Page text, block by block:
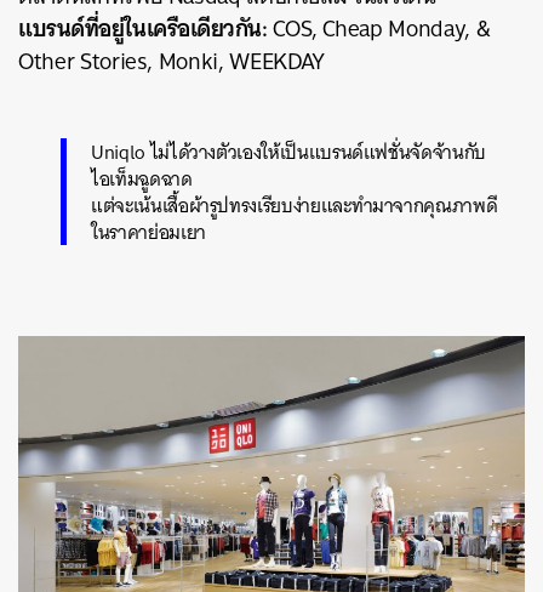
แบรนด์ที่อยู่ในเครือเดียวกัน:COS, Cheap Monday, &
Other Stories, Monki, WEEKDAY
Uniqlo ไม่ได้วางตัวเองให้เป็นแบรนด์แฟชั่นจัดจ้านกับ
ไอเท็มฉูดฉาด
แต่จะเน้นเสื้อผ้ารูปทรงเรียบง่ายและทำมาจากคุณภาพดี
ในราคาย่อมเยา